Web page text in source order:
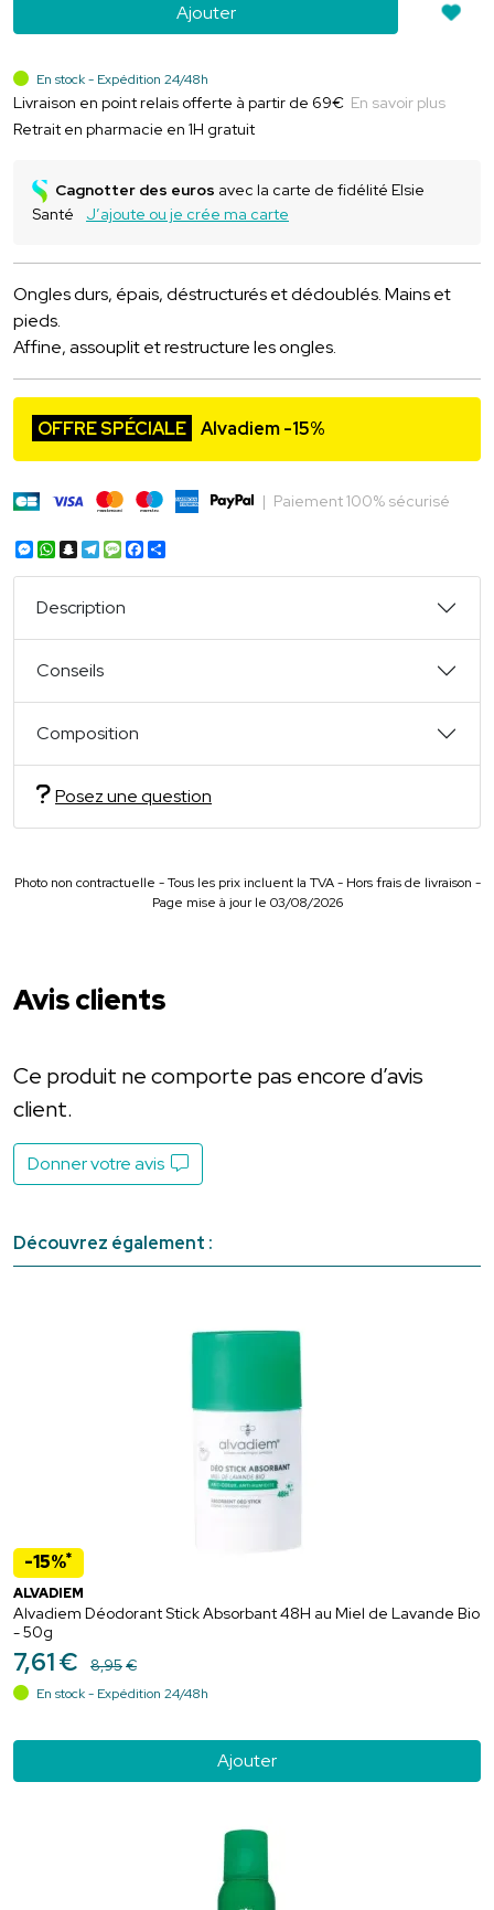
Ajouter
En stock - Expédition 24/48h
Livraison en point relais offerte à partir de 69€ En savoir plus
Retrait en pharmacie en 1H gratuit
Cagnotter des euros avec la carte de fidélité Elsie
Santé
J’ajoute ou je crée ma carte
Ongles durs, épais, déstructurés et dédoublés. Mains et
pieds.
Affine, assouplit et restructure les ongles.
OFFRE SPÉCIALE Alvadiem -15%
| Paiement 100% sécurisé
Messenger
WhatsApp
Snapchat
Telegram
Message
Facebook
Description
Conseils
Composition
Posez une question
Photo non contractuelle - Tous les prix incluent la TVA - Hors frais de livraison -
Page mise à jour le 03/08/2026
Avis clients
Ce produit ne comporte pas encore d’avis
client.
Donner votre avis
Découvrez également :
-15%*
ALVADIEM
Alvadiem Déodorant Stick Absorbant 48H au Miel de Lavande Bio
- 50g
7,61€ 8,95€
En stock - Expédition 24/48h
Ajouter